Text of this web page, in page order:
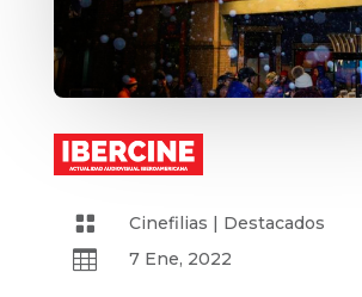
 Cinefilias | Destacados
 7 Ene, 2022